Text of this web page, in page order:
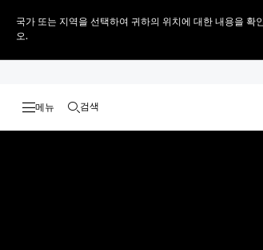
국가 또는 지역을 선택하여 귀하의 위치에 대한 내용을 확
오.
검색 열기
검색